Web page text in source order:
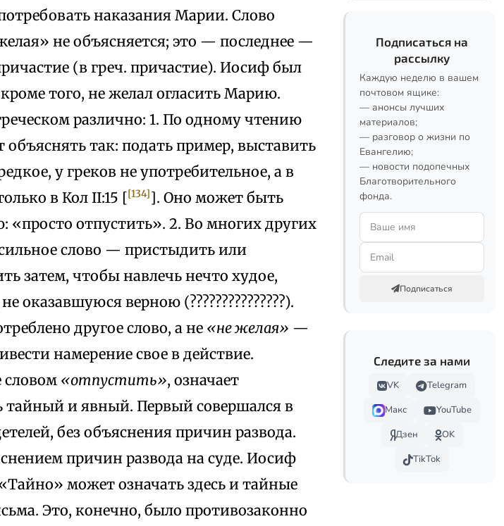
наказания Марии. Слово
не объясняется; это — последнее —
(в греч. причастие). Иосиф был
того, не желал огласить Марию.
различно: 1. По одному чтению
объяснять так: подать пример, выставить
у греков не употребительное, а в
в Кол II:15 [[134]]. Оно может быть
отпустить». 2. Во многих других
слово — пристыдить или
затем, чтобы навлечь нечто худое,
верною (???????????????).
другое слово, а не «не желая» —
намерение свое в действие.
словом «отпустить», означает
тайный и явный. Первый совершался в
без объяснения причин развода.
причин развода на суде. Иосиф
может означать здесь и тайные
Это, конечно, было противозаконно
Подписаться на
рассылку
Каждую неделю в вашем
почтовом ящике:
— анонсы лучших
материалов;
— разговор о жизни по
Евангелию;
— новости подопечных
Благотворительного
фонда.
Подписаться
Следите за нами
VK
Telegram
Макс
YouTube
Дзен
OK
TikTok